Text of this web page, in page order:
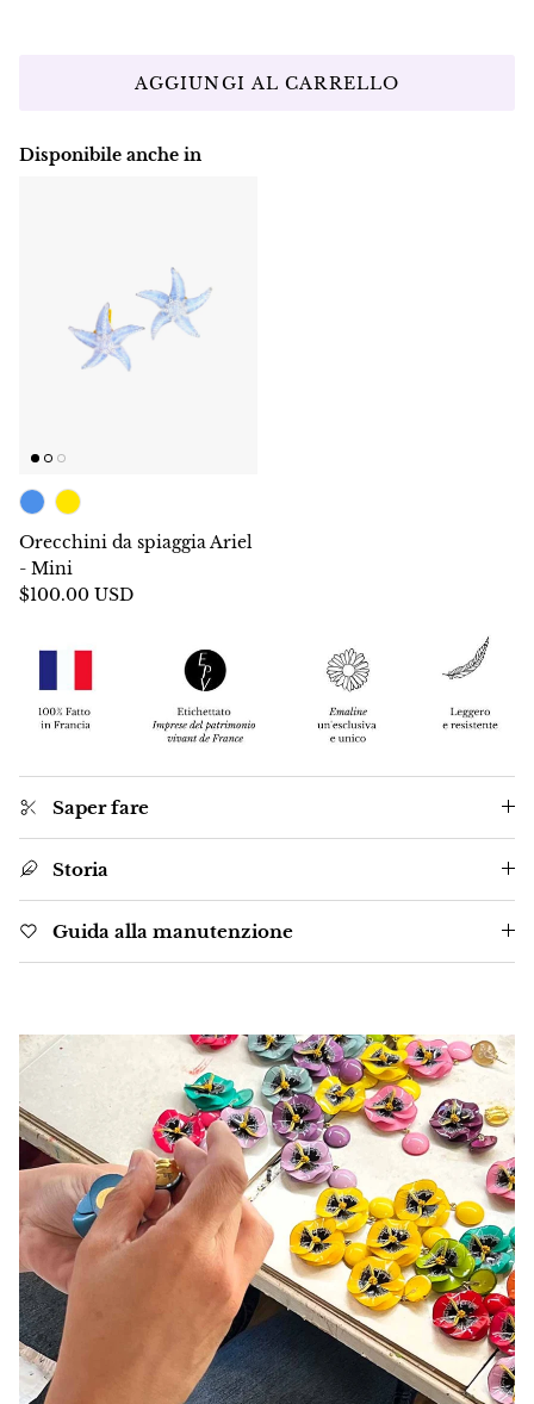
AGGIUNGI AL CARRELLO
Disponibile anche in
Orecchini da spiaggia Ariel
- Mini
$100.00 USD
Saper fare
Storia
Guida alla manutenzione